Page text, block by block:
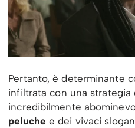
Pertanto, è determinante
infiltrata con una strategia
incredibilmente
peluche e dei vivaci